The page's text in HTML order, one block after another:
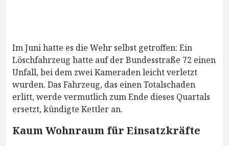
Im Juni hatte es die Wehr selbst getroffen: Ein
Löschfahrzeug hatte auf der Bundesstraße 72 einen
Unfall, bei dem zwei Kameraden leicht verletzt
wurden. Das Fahrzeug, das einen Totalschaden
erlitt, werde vermutlich zum Ende dieses Quartals
ersetzt, kündigte Kettler an.
Kaum Wohnraum für Einsatzkräfte